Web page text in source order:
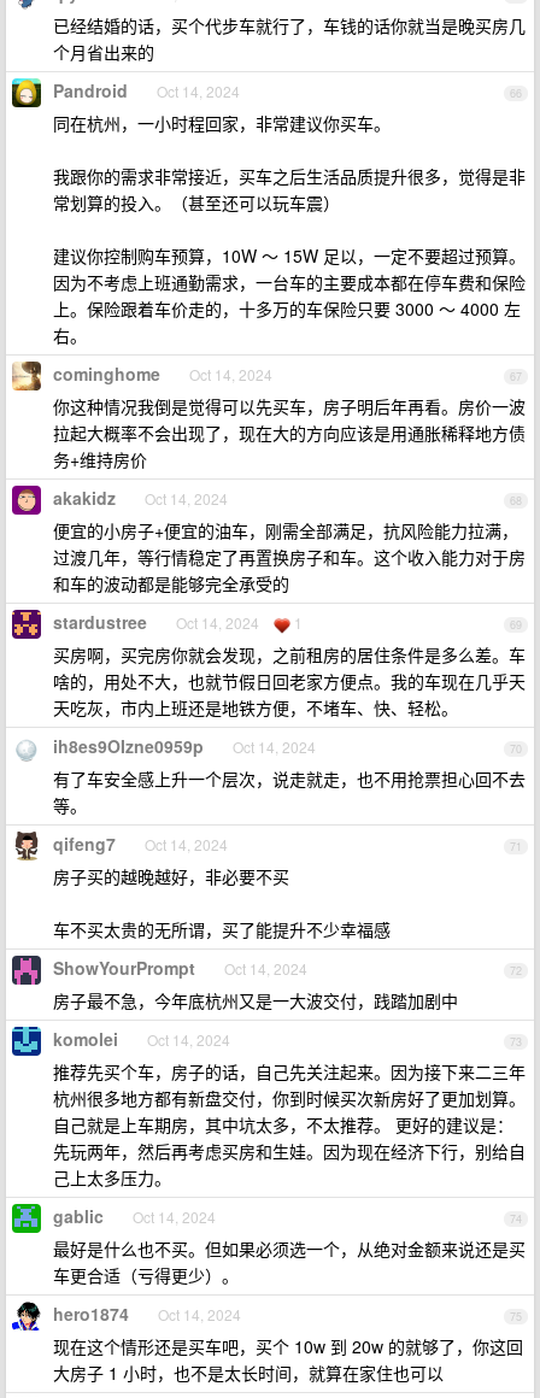
已经结婚的话，买个代步车就行了，车钱的话你就当是晚买房几
个月省出来的
66
Pandroid Oct 14, 2024
同在杭州，一小时程回家，非常建议你买车。
我跟你的需求非常接近，买车之后生活品质提升很多，觉得是非
常划算的投入。（甚至还可以玩车震）
建议你控制购车预算，10W ～ 15W 足以，一定不要超过预算。
因为不考虑上班通勤需求，一台车的主要成本都在停车费和保险
上。保险跟着车价走的，十多万的车保险只要 3000 ～ 4000 左
右。
67
cominghome Oct 14, 2024
你这种情况我倒是觉得可以先买车，房子明后年再看。房价一波
拉起大概率不会出现了，现在大的方向应该是用通胀稀释地方债
务+维持房价
68
akakidz Oct 14, 2024
便宜的小房子+便宜的油车，刚需全部满足，抗风险能力拉满，
过渡几年，等行情稳定了再置换房子和车。这个收入能力对于房
和车的波动都是能够完全承受的
69
stardustree Oct 14, 2024 1
买房啊，买完房你就会发现，之前租房的居住条件是多么差。车
啥的，用处不大，也就节假日回老家方便点。我的车现在几乎天
天吃灰，市内上班还是地铁方便，不堵车、快、轻松。
70
ih8es9OIzne0959p Oct 14, 2024
有了车安全感上升一个层次，说走就走，也不用抢票担心回不去
等。
71
qifeng7 Oct 14, 2024
房子买的越晚越好，非必要不买
车不买太贵的无所谓，买了能提升不少幸福感
72
ShowYourPrompt Oct 14, 2024
房子最不急，今年底杭州又是一大波交付，践踏加剧中
73
komolei Oct 14, 2024
推荐先买个车，房子的话，自己先关注起来。因为接下来二三年
杭州很多地方都有新盘交付，你到时候买次新房好了更加划算。
自己就是上车期房，其中坑太多，不太推荐。 更好的建议是：
先玩两年，然后再考虑买房和生娃。因为现在经济下行，别给自
己上太多压力。
74
gablic Oct 14, 2024
最好是什么也不买。但如果必须选一个，从绝对金额来说还是买
车更合适（亏得更少）。
75
hero1874 Oct 14, 2024
现在这个情形还是买车吧，买个 10w 到 20w 的就够了，你这回
大房子 1 小时，也不是太长时间，就算在家住也可以